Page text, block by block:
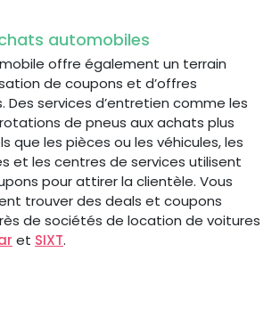
automobiles
offre également un terrain
de coupons et d’offres
Des services d’entretien comme les
de pneus aux achats plus
que les pièces ou les véhicules, les
et les centres de services utilisent
pour attirer la clientèle. Vous
trouver des deals et coupons
de sociétés de location de voitures
et SIXT.